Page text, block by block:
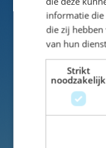
SKU
Man/Vrouw
informatie die
die zij
van hun
Strikt
noodzakelijk
Schrijf je nuin voor
tot
Voor- en